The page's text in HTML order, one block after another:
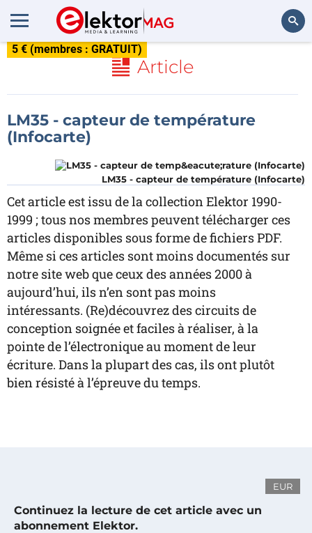
5 € (membres : GRATUIT)
Article
LM35 - capteur de température
(Infocarte)
LM35 - capteur de température (Infocarte)
Cet article est issu de la collection Elektor 1990-
1999 ; tous nos membres peuvent télécharger ces
articles disponibles sous forme de fichiers PDF.
Même si ces articles sont moins documentés sur
notre site web que ceux des années 2000 à
aujourd’hui, ils n’en sont pas moins
intéressants. (Re)découvrez des circuits de
conception soignée et faciles à réaliser, à la
pointe de l’électronique au moment de leur
écriture. Dans la plupart des cas, ils ont plutôt
bien résisté à l’épreuve du temps.
EUR
Continuez la lecture de cet article avec un
abonnement Elektor.